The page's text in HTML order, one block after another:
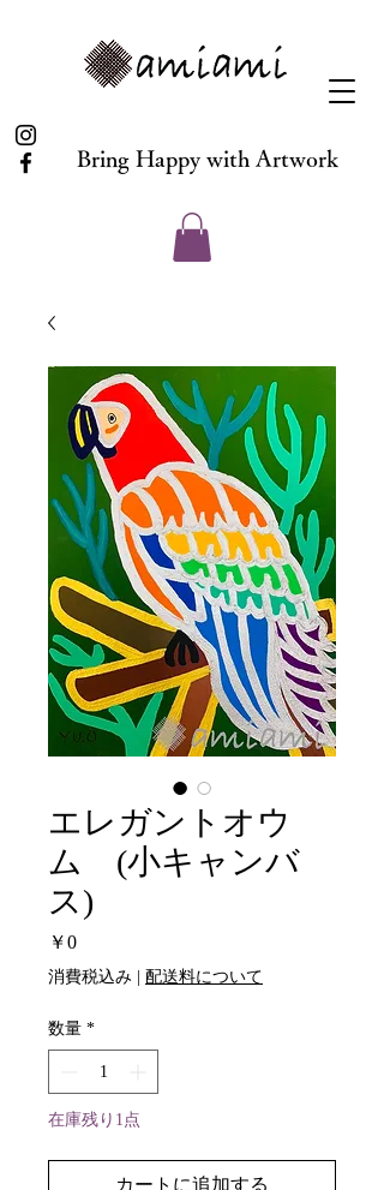
Bring Happy with Artwork
エレガントオウ
ム (小キャンバ
ス)
￥0価
格
消費税込み | 配送料について
数量 *
在庫残り1点
カートに追加する